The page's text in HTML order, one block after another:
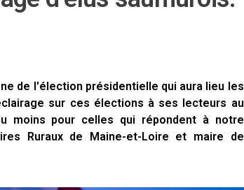
de l'élection présidentielle qui aura lieu les
sur ces élections à ses lecteurs au
moins pour celles qui répondent à notre
Ruraux de Maine-et-Loire et maire de